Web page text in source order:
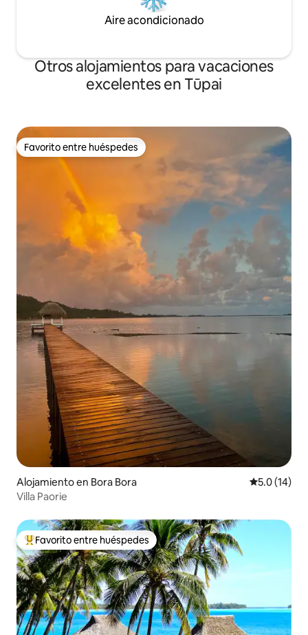
Aire acondicionado
Otros alojamientos para vacaciones
excelentes en Tūpai
Favorito entre huéspedes
Favorito entre huéspedes
Alojamiento en Bora Bora Calificación
5.0 (14)
Villa Paorie
Favorito entre huéspedes preferido
Favorito entre huéspedes